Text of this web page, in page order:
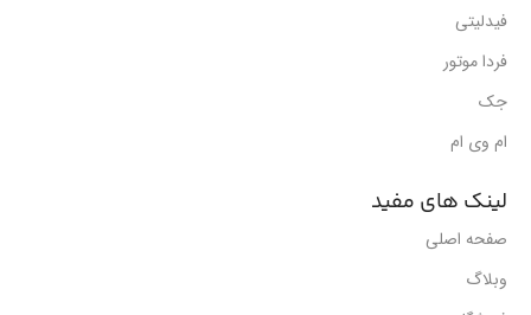
فیدلیتی
فردا موتور
جک
ام وی ام
لینک های مفید
صفحه اصلی
وبلاگ